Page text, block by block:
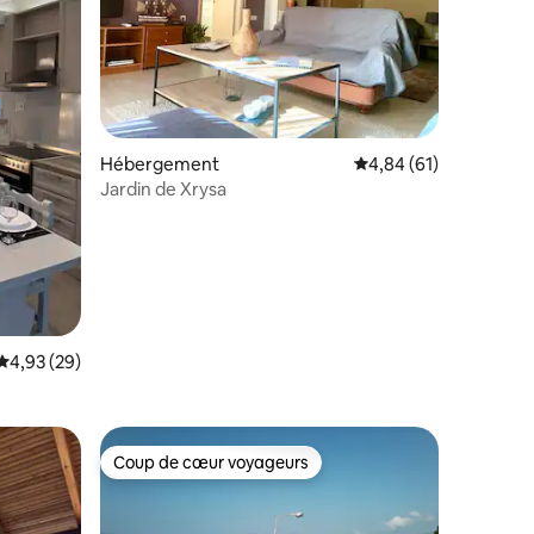
moyenne sur la base de 29 commentaires : 4,93 sur 5
4,93 (29)
Hébergement Évaluation moyenne
4,84 (61)
Jardin de Xrysa
appréciés Coup de cœur voyageurs
Coup de cœur voyageurs